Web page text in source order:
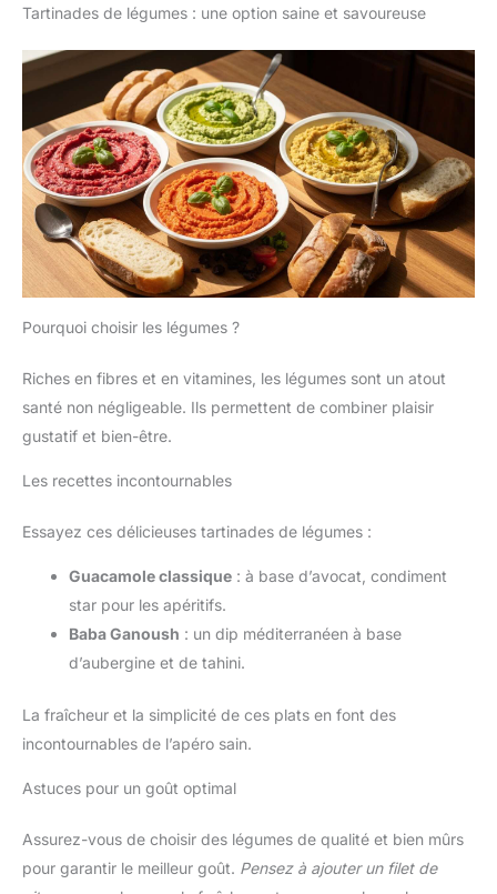
Tartinades de légumes : une option saine et savoureuse
Pourquoi choisir les légumes ?
Riches en fibres et en vitamines, les légumes sont un atout
santé non négligeable. Ils permettent de combiner plaisir
gustatif et bien-être.
Les recettes incontournables
Essayez ces délicieuses tartinades de légumes :
Guacamole classique : à base d’avocat, condiment
star pour les apéritifs.
Baba Ganoush : un dip méditerranéen à base
d’aubergine et de tahini.
La fraîcheur et la simplicité de ces plats en font des
incontournables de l’apéro sain.
Astuces pour un goût optimal
Assurez-vous de choisir des légumes de qualité et bien mûrs
pour garantir le meilleur goût. Pensez à ajouter un filet de